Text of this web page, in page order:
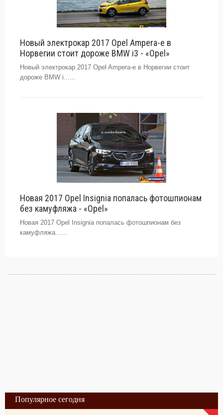
Новый электрокар 2017 Opel Ampera-e в
Норвегии стоит дороже BMW i3 - «Opel»
Новый электрокар 2017 Opel Ampera-e в Норвегии стоит
дороже BMW i......
Новая 2017 Opel Insignia попалась фотошпионам
без камуфляжа - «Opel»
Новая 2017 Opel Insignia попалась фотошпионам без
камуфляжа......
Популярное сегодня